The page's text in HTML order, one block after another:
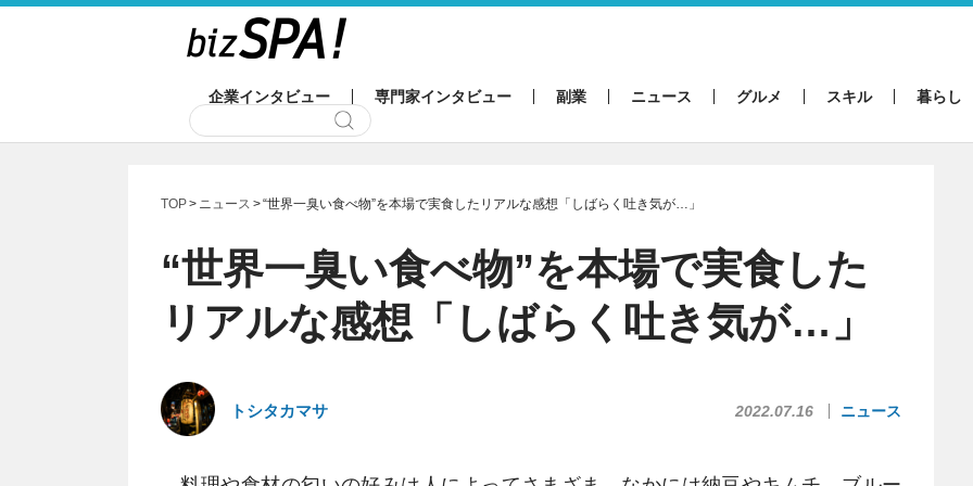
企業インタビュー 専門家インタビュー 副業 ニュース グルメ スキル 暮らし
TOP ニュース “世界一臭い食べ物”を本場で実食したリアルな感想「しばらく吐き気が…」
“世界一臭い食べ物”を本場で実食した
リアルな感想「しばらく吐き気が…」
トシタカマサ 2022.07.16 ニュース